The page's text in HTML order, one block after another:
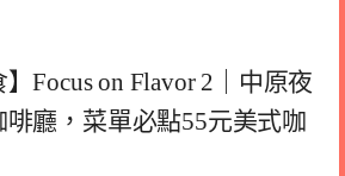
】Focus on Flavor 2｜中原夜
廳，菜單必點55元美式咖